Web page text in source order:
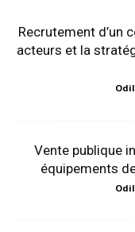
Recrutement d’un
acteurs et la
Vente publique
équipements